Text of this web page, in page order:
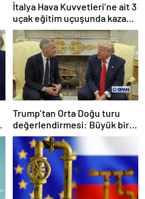
İtalya Hava Kuvvetleri’ne ait 3
uçak eğitim uçuşunda kaza
yaptı
Trump’tan Orta Doğu turu
değerlendirmesi: Büyük bir
duyuru yapacağız